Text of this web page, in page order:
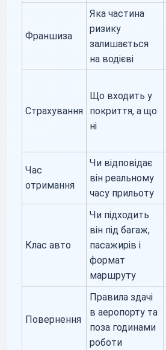
Франшиза
Яка частина
ризику
залишається
на водієві
Страхування
Що входить у
покриття, а що
ні
Час
отримання
Чи відповідає
він реальному
часу прильоту
Клас авто
Чи підходить
він під багаж,
пасажирів і
формат
маршруту
Повернення
Правила здачі
в аеропорту та
поза годинами
роботи